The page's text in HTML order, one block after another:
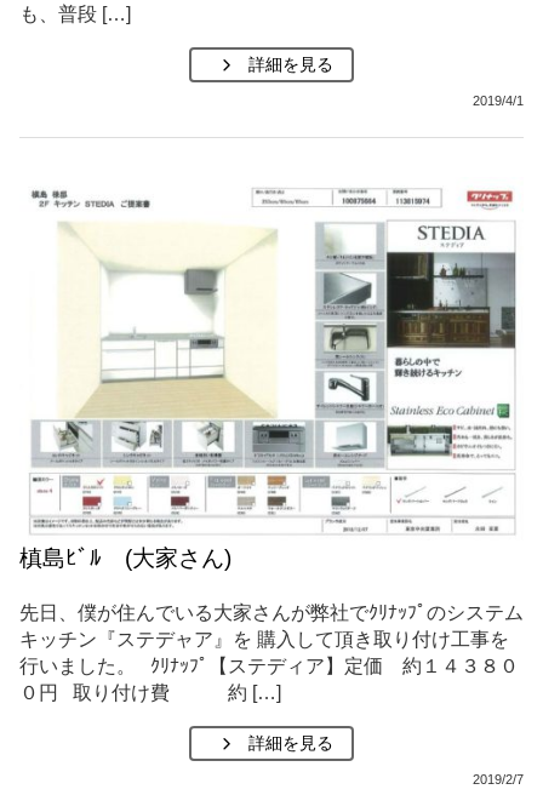
も、普段 […]
詳細を見る
2019/4/1
槙島ﾋﾞﾙ (大家さん)
先日、僕が住んでいる大家さんが弊社でｸﾘﾅｯﾌﾟのシステム
キッチン『ステデャア』を 購入して頂き取り付け工事を
行いました。 ｸﾘﾅｯﾌﾟ【ステディア】定価 約１４３８０
０円 取り付け費 約 […]
詳細を見る
2019/2/7